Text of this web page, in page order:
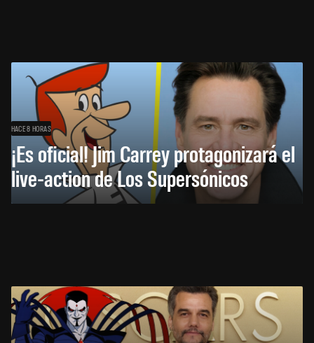
HACE 8 HORAS
¡Es oficial! Jim Carrey protagonizará el
live-action de Los Supersónicos